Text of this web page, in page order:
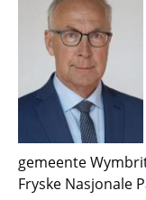
gemeente
Fryske Nasjonale